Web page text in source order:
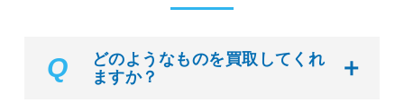
Q
どのようなものを買取してくれ
ますか？